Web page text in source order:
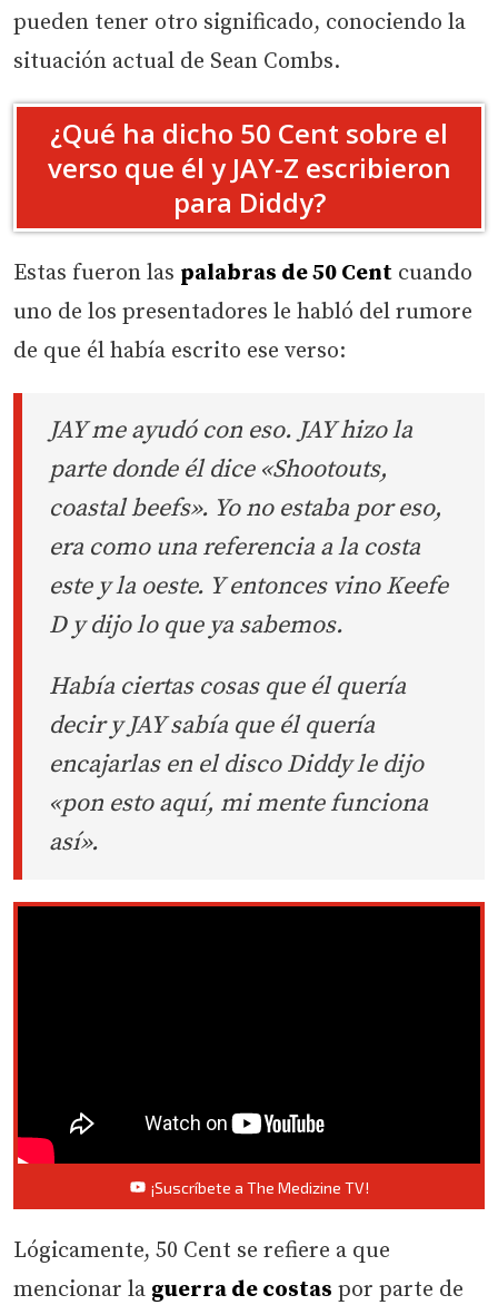
pueden tener otro significado, conociendo la
situación actual de Sean Combs.
¿Qué ha dicho 50 Cent sobre el
verso que él y JAY-Z escribieron
para Diddy?
Estas fueron las palabras de 50 Cent cuando
uno de los presentadores le habló del rumore
de que él había escrito ese verso:
JAY me ayudó con eso. JAY hizo la
parte donde él dice «Shootouts,
coastal beefs». Yo no estaba por eso,
era como una referencia a la costa
este y la oeste. Y entonces vino Keefe
D y dijo lo que ya sabemos.
Había ciertas cosas que él quería
decir y JAY sabía que él quería
encajarlas en el disco Diddy le dijo
«pon esto aquí, mi mente funciona
así».
¡Suscríbete a The Medizine TV!
Lógicamente, 50 Cent se refiere a que
mencionar la guerra de costas por parte de